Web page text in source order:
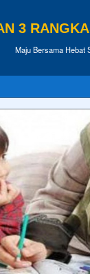
3
Maju Bersama Hebat